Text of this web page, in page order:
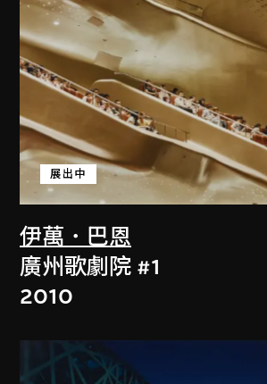
伊萬．巴恩
展出中
廣州歌劇院 #1
2010